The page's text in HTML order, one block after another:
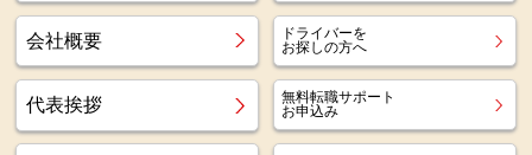
会社概要
ドライバーを
お探しの方へ
代表挨拶
無料転職サポート
お申込み